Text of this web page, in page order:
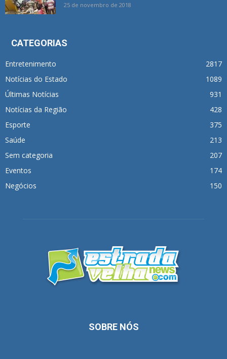
25 de novembro de 2018
CATEGORIAS
Entretenimento
2817
Notícias do Estado
1089
Últimas Notícias
931
Notícias da Região
428
Esporte
375
Saúde
213
Sem categoria
207
Eventos
174
Negócios
150
SOBRE NÓS